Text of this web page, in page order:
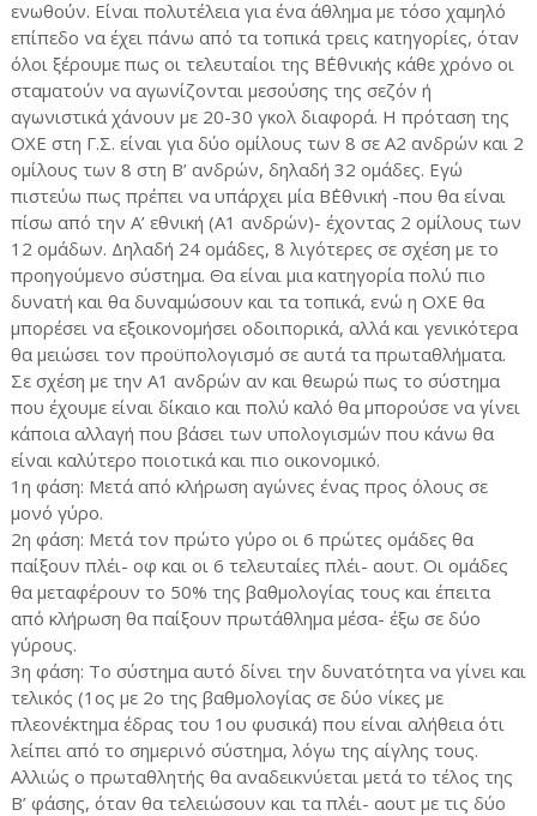
ενωθούν. Είναι πολυτέλεια για ένα άθλημα με τόσο χαμηλό
επίπεδο να έχει πάνω από τα τοπικά τρεις κατηγορίες, όταν
όλοι ξέρουμε πως οι τελευταίοι της Β΄Εθνικής κάθε χρόνο οι
σταματούν να αγωνίζονται μεσούσης της σεζόν ή
αγωνιστικά χάνουν με 20-30 γκολ διαφορά. Η πρόταση της
ΟΧΕ στη Γ.Σ. είναι για δύο ομίλους των 8 σε Α2 ανδρών και 2
ομίλους των 8 στη Β’ ανδρών, δηλαδή 32 ομάδες. Εγώ
πιστεύω πως πρέπει να υπάρχει μία Β΄Εθνική -που θα είναι
πίσω από την Α’ εθνική (Α1 ανδρών)- έχοντας 2 ομίλους των
12 ομάδων. Δηλαδή 24 ομάδες, 8 λιγότερες σε σχέση με το
προηγούμενο σύστημα. Θα είναι μια κατηγορία πολύ πιο
δυνατή και θα δυναμώσουν και τα τοπικά, ενώ η ΟΧΕ θα
μπορέσει να εξοικονομήσει οδοιπορικά, αλλά και γενικότερα
θα μειώσει τον προϋπολογισμό σε αυτά τα πρωταθλήματα.
Σε σχέση με την Α1 ανδρών αν και θεωρώ πως το σύστημα
που έχουμε είναι δίκαιο και πολύ καλό θα μπορούσε να γίνει
κάποια αλλαγή που βάσει των υπολογισμών που κάνω θα
είναι καλύτερο ποιοτικά και πιο οικονομικό.
1η φάση: Μετά από κλήρωση αγώνες ένας προς όλους σε
μονό γύρο.
2η φάση: Μετά τον πρώτο γύρο οι 6 πρώτες ομάδες θα
παίξουν πλέι- οφ και οι 6 τελευταίες πλέι- αουτ. Οι ομάδες
θα μεταφέρουν το 50% της βαθμολογίας τους και έπειτα
από κλήρωση θα παίξουν πρωτάθλημα μέσα- έξω σε δύο
γύρους.
3η φάση: Το σύστημα αυτό δίνει την δυνατότητα να γίνει και
τελικός (1ος με 2ο της βαθμολογίας σε δύο νίκες με
πλεονέκτημα έδρας του 1ου φυσικά) που είναι αλήθεια ότι
λείπει από το σημερινό σύστημα, λόγω της αίγλης τους.
Αλλιώς ο πρωταθλητής θα αναδεικνύεται μετά το τέλος της
Β’ φάσης, όταν θα τελειώσουν και τα πλέι- αουτ με τις δύο